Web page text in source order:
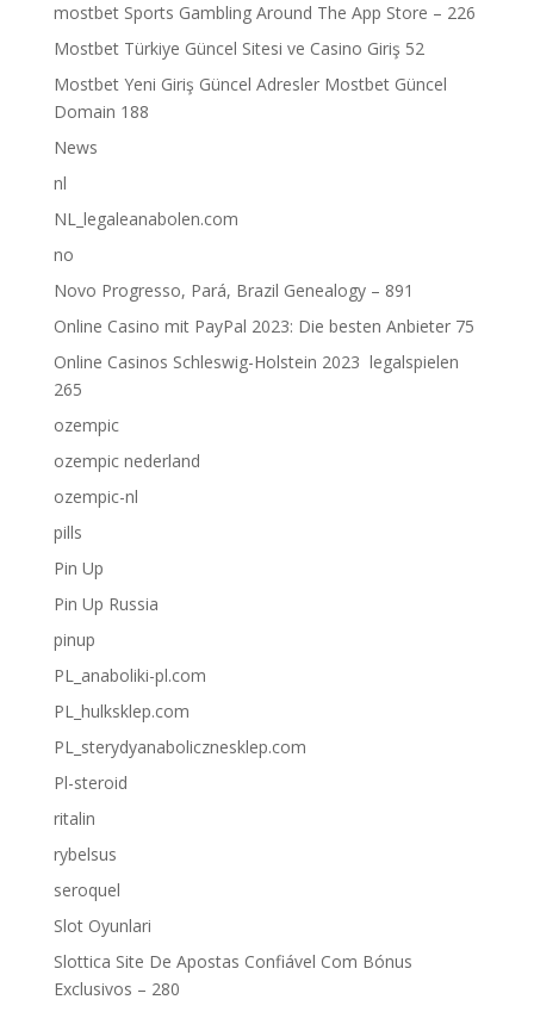
‎mostbet Sports Gambling Around The App Store – 226
Mostbet Türkiye Güncel Sitesi ve Casino Giriş 52
Mostbet Yeni Giriş Güncel Adresler Mostbet Güncel
Domain 188
News
nl
NL_legaleanabolen.com
no
Novo Progresso, Pará, Brazil Genealogy – 891
Online Casino mit PayPal 2023: Die besten Anbieter 75
Online Casinos Schleswig-Holstein 2023 ️ legalspielen
265
ozempic
ozempic nederland
ozempic-nl
pills
Pin Up
Pin Up Russia
pinup
PL_anaboliki-pl.com
PL_hulksklep.com
PL_sterydyanabolicznesklep.com
Pl-steroid
ritalin
rybelsus
seroquel
Slot Oyunlari
Slottica Site De Apostas Confiável Com Bónus
Exclusivos – 280